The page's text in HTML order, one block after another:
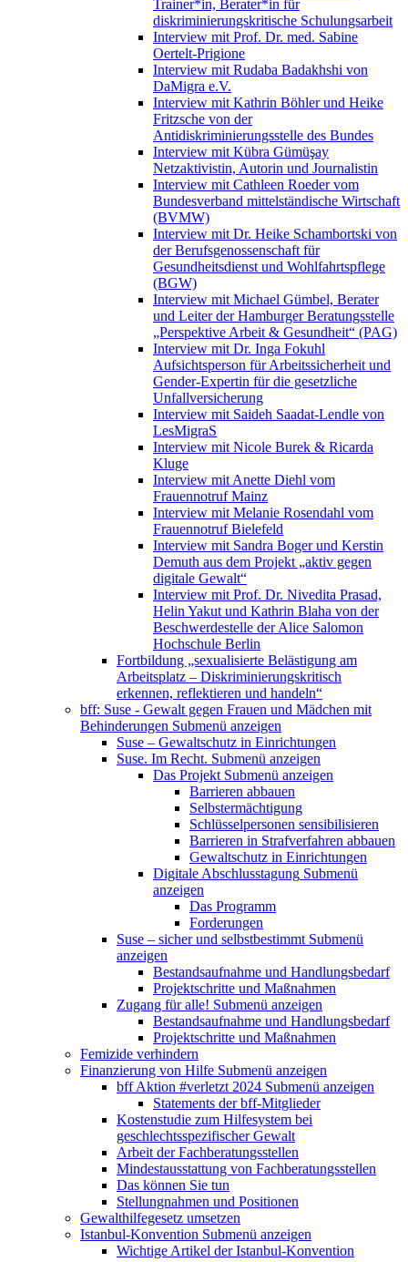
Trainer*in, Berater*in für
diskriminierungskritische Schulungsarbeit
Interview mit Prof. Dr. med. Sabine
Oertelt-Prigione
Interview mit Rudaba Badakhshi von
DaMigra e.V.
Interview mit Kathrin Böhler und Heike
Fritzsche von der
Antidiskriminierungsstelle des Bundes
Interview mit Kübra Gümüşay
Netzaktivistin, Autorin und Journalistin
Interview mit Cathleen Roeder vom
Bundesverband mittelständische Wirtschaft
(BVMW)
Interview mit Dr. Heike Schambortski von
der Berufsgenossenschaft für
Gesundheitsdienst und Wohlfahrtspflege
(BGW)
Interview mit Michael Gümbel, Berater
und Leiter der Hamburger Beratungsstelle
„Perspektive Arbeit & Gesundheit“ (PAG)
Interview mit Dr. Inga Fokuhl
Aufsichtsperson für Arbeitssicherheit und
Gender-Expertin für die gesetzliche
Unfallversicherung
Interview mit Saideh Saadat-Lendle von
LesMigraS
Interview mit Nicole Burek & Ricarda
Kluge
Interview mit Anette Diehl vom
Frauennotruf Mainz
Interview mit Melanie Rosendahl vom
Frauennotruf Bielefeld
Interview mit Sandra Boger und Kerstin
Demuth aus dem Projekt „aktiv gegen
digitale Gewalt“
Interview mit Prof. Dr. Nivedita Prasad,
Helin Yakut und Kathrin Blaha von der
Beschwerdestelle der Alice Salomon
Hochschule Berlin
Fortbildung „sexualisierte Belästigung am
Arbeitsplatz – Diskriminierungskritisch
erkennen, reflektieren und handeln“
bff: Suse - Gewalt gegen Frauen und Mädchen mit
Behinderungen Submenü anzeigen
Suse – Gewaltschutz in Einrichtungen
Suse. Im Recht. Submenü anzeigen
Das Projekt Submenü anzeigen
Barrieren abbauen
Selbstermächtigung
Schlüsselpersonen sensibilisieren
Barrieren in Strafverfahren abbauen
Gewaltschutz in Einrichtungen
Digitale Abschlusstagung Submenü
anzeigen
Das Programm
Forderungen
Suse – sicher und selbstbestimmt Submenü
anzeigen
Bestandsaufnahme und Handlungsbedarf
Projektschritte und Maßnahmen
Zugang für alle! Submenü anzeigen
Bestandsaufnahme und Handlungsbedarf
Projektschritte und Maßnahmen
Femizide verhindern
Finanzierung von Hilfe Submenü anzeigen
bff Aktion #verletzt 2024 Submenü anzeigen
Statements der bff-Mitglieder
Kostenstudie zum Hilfesystem bei
geschlechtsspezifischer Gewalt
Arbeit der Fachberatungsstellen
Mindestausstattung von Fachberatungsstellen
Das können Sie tun
Stellungnahmen und Positionen
Gewalthilfegesetz umsetzen
Istanbul-Konvention Submenü anzeigen
Wichtige Artikel der Istanbul-Konvention